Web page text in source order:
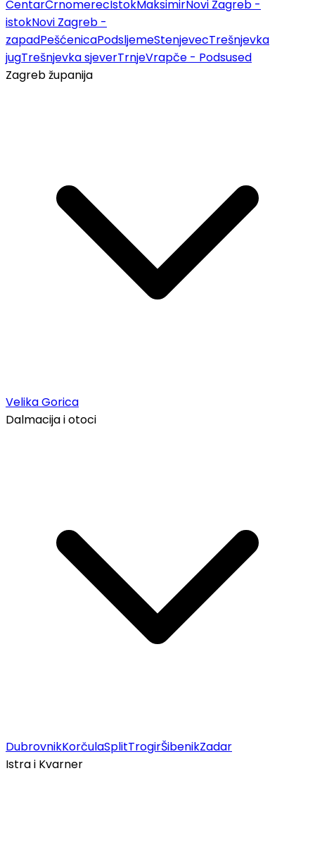
CentarČrnomerecIstokMaksimirNovi Zagreb -
istokNovi Zagreb -
zapadPešćenicaPodsljemeStenjevecTrešnjevka
jugTrešnjevka sjeverTrnjeVrapče - Podsused
Zagreb županija
Velika Gorica
Dalmacija i otoci
DubrovnikKorčulaSplitTrogirŠibenikZadar
Istra i Kvarner